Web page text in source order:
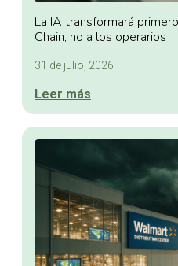
La IA transformará
Chain, no a los operarios
31 de julio, 2026
Leer más